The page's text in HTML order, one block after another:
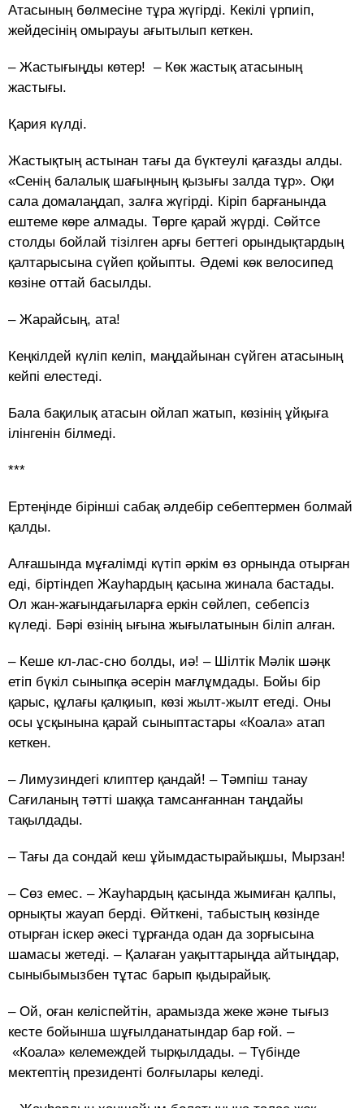
Атасының бөлмесіне тұра жүгірді. Кекілі үрпиіп,
жейдесінің омырауы ағытылып кеткен.
– Жастығыңды көтер! – Көк жастық атасының
жастығы.
Қария күлді.
Жастықтың астынан тағы да бүктеулі қағазды алды.
«Сенің балалық шағыңның қызығы залда тұр». Оқи
сала домалаңдап, залға жүгірді. Кіріп барғанында
ештеме көре алмады. Төрге қарай жүрді. Сөйтсе
столды бойлай тізілген арғы беттегі орындықтардың
қалтарысына сүйеп қойыпты. Әдемі көк велосипед
көзіне оттай басылды.
– Жарайсың, ата!
Кеңкілдей күліп келіп, маңдайынан сүйген атасының
кейпі елестеді.
Бала бақилық атасын ойлап жатып, көзінің ұйқыға
ілінгенін білмеді.
***
Ертеңінде бірінші сабақ әлдебір себептермен болмай
қалды.
Алғашында мұғалімді күтіп әркім өз орнында отырған
еді, біртіндеп Жауһардың қасына жинала бастады.
Ол жан-жағындағыларға еркін сөйлеп, себепсіз
күледі. Бәрі өзінің ығына жығылатынын біліп алған.
– Кеше кл-лас-сно болды, иә! – Шілтік Мәлік шәңк
етіп бүкіл сыныпқа әсерін мағлұмдады. Бойы бір
қарыс, құлағы қалқиып, көзі жылт-жылт етеді. Оны
осы ұсқынына қарай сыныптастары «Коала» атап
кеткен.
– Лимузиндегі клиптер қандай! – Тәмпіш танау
Сағиланың тәтті шаққа тамсанғаннан таңдайы
тақылдады.
– Тағы да сондай кеш ұйымдастырайықшы, Мырзан!
– Сөз емес. – Жауһардың қасында жымиған қалпы,
орнықты жауап берді. Өйткені, табыстың көзінде
отырған іскер әкесі тұрғанда одан да зорғысына
шамасы жетеді. – Қалаған уақыттарыңда айтыңдар,
сыныбымызбен тұтас барып қыдырайық.
– Ой, оған келіспейтін, арамызда жеке және тығыз
кесте бойынша шұғылданатындар бар ғой. –
«Коала» келемеждей тырқылдады. – Түбінде
мектептің президенті болғылары келеді.